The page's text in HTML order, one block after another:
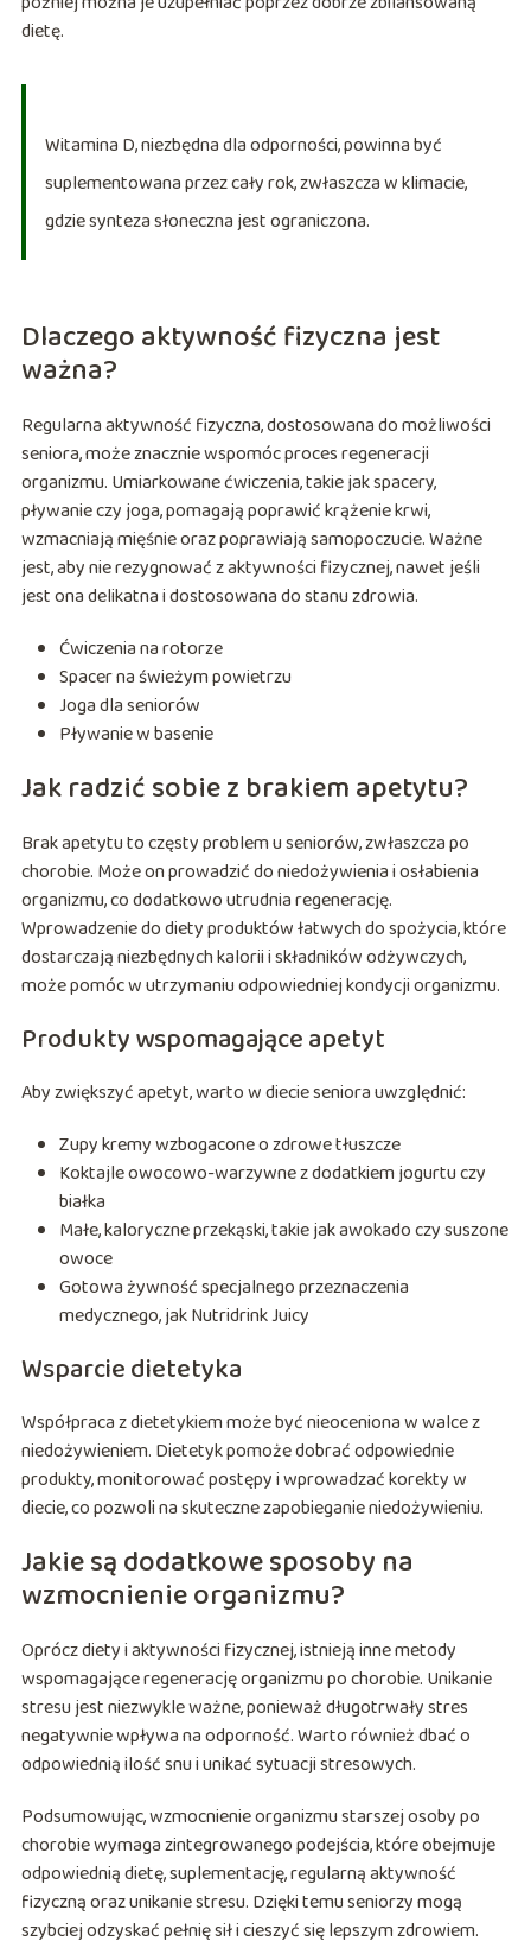
dietę.
Witamina D, niezbędna dla odporności, powinna być
suplementowana przez cały rok, zwłaszcza w klimacie,
gdzie synteza słoneczna jest ograniczona.
Dlaczego aktywność fizyczna jest
ważna?
Regularna aktywność fizyczna, dostosowana do możliwości
seniora, może znacznie wspomóc proces regeneracji
organizmu. Umiarkowane ćwiczenia, takie jak spacery,
pływanie czy joga, pomagają poprawić krążenie krwi,
wzmacniają mięśnie oraz poprawiają samopoczucie. Ważne
jest, aby nie rezygnować z aktywności fizycznej, nawet jeśli
jest ona delikatna i dostosowana do stanu zdrowia.
Ćwiczenia na rotorze
Spacer na świeżym powietrzu
Joga dla seniorów
Pływanie w basenie
Jak radzić sobie z brakiem apetytu?
Brak apetytu to częsty problem u seniorów, zwłaszcza po
chorobie. Może on prowadzić do niedożywienia i osłabienia
organizmu, co dodatkowo utrudnia regenerację.
Wprowadzenie do diety produktów łatwych do spożycia, które
dostarczają niezbędnych kalorii i składników odżywczych,
może pomóc w utrzymaniu odpowiedniej kondycji organizmu.
Produkty wspomagające apetyt
Aby zwiększyć apetyt, warto w diecie seniora uwzględnić:
Zupy kremy wzbogacone o zdrowe tłuszcze
Koktajle owocowo-warzywne z dodatkiem jogurtu czy
białka
Małe, kaloryczne przekąski, takie jak awokado czy suszone
owoce
Gotowa żywność specjalnego przeznaczenia
medycznego, jak Nutridrink Juicy
Wsparcie dietetyka
Współpraca z dietetykiem może być nieoceniona w walce z
niedożywieniem. Dietetyk pomoże dobrać odpowiednie
produkty, monitorować postępy i wprowadzać korekty w
diecie, co pozwoli na skuteczne zapobieganie niedożywieniu.
Jakie są dodatkowe sposoby na
wzmocnienie organizmu?
Oprócz diety i aktywności fizycznej, istnieją inne metody
wspomagające regenerację organizmu po chorobie. Unikanie
stresu jest niezwykle ważne, ponieważ długotrwały stres
negatywnie wpływa na odporność. Warto również dbać o
odpowiednią ilość snu i unikać sytuacji stresowych.
Podsumowując, wzmocnienie organizmu starszej osoby po
chorobie wymaga zintegrowanego podejścia, które obejmuje
odpowiednią dietę, suplementację, regularną aktywność
fizyczną oraz unikanie stresu. Dzięki temu seniorzy mogą
szybciej odzyskać pełnię sił i cieszyć się lepszym zdrowiem.